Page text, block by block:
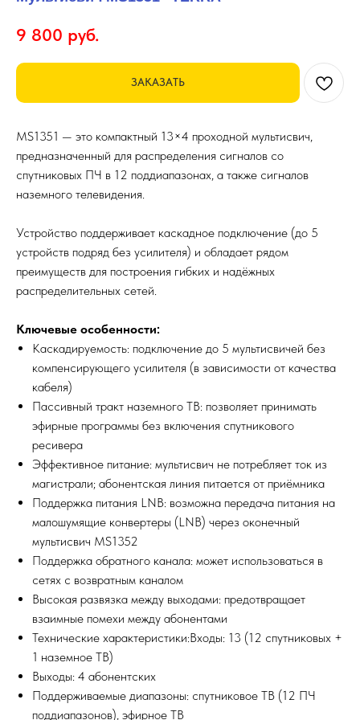
9 800 руб.
ЗАКАЗАТЬ
MS1351 — это компактный 13×4 проходной мультисвич,
предназначенный для распределения сигналов со
спутниковых ПЧ в 12 поддиапазонах, а также сигналов
наземного телевидения.
Устройство поддерживает каскадное подключение (до 5
устройств подряд без усилителя) и обладает рядом
преимуществ для построения гибких и надёжных
распределительных сетей.
Ключевые особенности:
Каскадируемость: подключение до 5 мультисвичей без
компенсирующего усилителя (в зависимости от качества
кабеля)
Пассивный тракт наземного ТВ: позволяет принимать
эфирные программы без включения спутникового
ресивера
Эффективное питание: мультисвич не потребляет ток из
магистрали; абонентская линия питается от приёмника
Поддержка питания LNB: возможна передача питания на
малошумящие конвертеры (LNB) через оконечный
мультисвич MS1352
Поддержка обратного канала: может использоваться в
сетях с возвратным каналом
Высокая развязка между выходами: предотвращает
взаимные помехи между абонентами
Технические характеристики:Входы: 13 (12 спутниковых +
1 наземное ТВ)
Выходы: 4 абонентских
Поддерживаемые диапазоны: спутниковое ТВ (12 ПЧ
поддиапазонов), эфирное ТВ